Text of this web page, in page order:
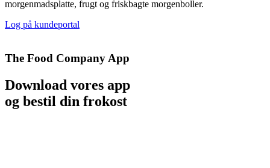
morgenmadsplatte, frugt og friskbagte morgenboller.
Log på kundeportal
The Food Company App
Download vores app
og bestil din frokost